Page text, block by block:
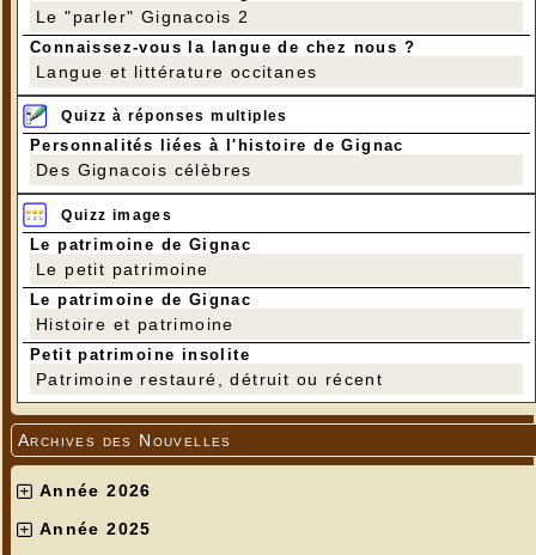
Le "parler" Gignacois 2
Connaissez-vous la langue de chez nous ?
Langue et littérature occitanes
Quizz à réponses multiples
Personnalités liées à l'histoire de Gignac
Des Gignacois célèbres
Quizz images
Le patrimoine de Gignac
Le petit patrimoine
Le patrimoine de Gignac
Histoire et patrimoine
Petit patrimoine insolite
Patrimoine restauré, détruit ou récent
Archives des Nouvelles
Année 2026
Année 2025